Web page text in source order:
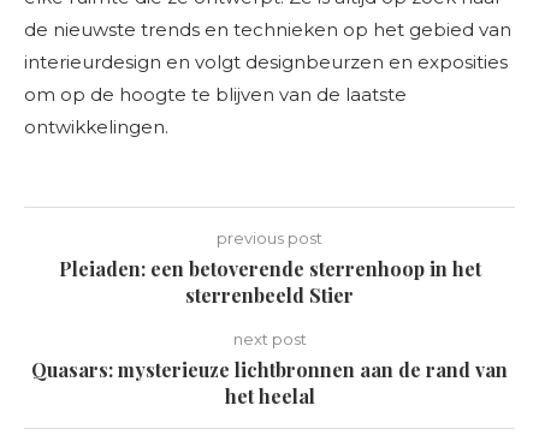
de nieuwste trends en technieken op het gebied van
interieurdesign en volgt designbeurzen en exposities
om op de hoogte te blijven van de laatste
ontwikkelingen.
previous post
Pleiaden: een betoverende sterrenhoop in het
sterrenbeeld Stier
next post
Quasars: mysterieuze lichtbronnen aan de rand van
het heelal